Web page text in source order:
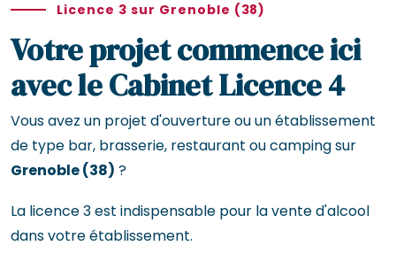
Licence 3 sur Grenoble (38)
Votre projet commence ici
avec le Cabinet Licence 4
Vous avez un projet d'ouverture ou un établissement
de type bar, brasserie, restaurant ou camping sur
Grenoble (38) ?
La licence 3 est indispensable pour la vente d'alcool
dans votre établissement.